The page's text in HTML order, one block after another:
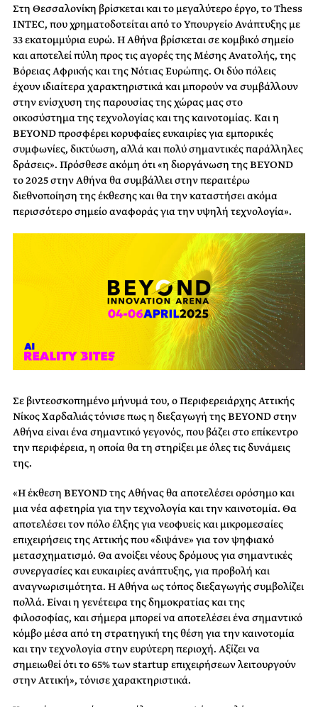
Στη Θεσσαλονίκη βρίσκεται και το μεγαλύτερο έργο, τοThess
INTEC, που χρηματοδοτείται από το Υπουργείο Ανάπτυξης με
33 εκατομμύρια ευρώ. Η Αθήνα βρίσκεται σε κομβικό σημείο
και αποτελεί πύλη προς τις αγορές της Μέσης Ανατολής, της
Βόρειας Αφρικής και της Νότιας Ευρώπης. Οι δύο πόλεις
έχουν ιδιαίτερα χαρακτηριστικά και μπορούν να συμβάλλουν
στην ενίσχυση της παρουσίας της χώρας μας στο
οικοσύστημα της τεχνολογίας και της καινοτομίας. Και η
BEYONDπροσφέρει κορυφαίες ευκαιρίες για εμπορικές
συμφωνίες, δικτύωση, αλλά και πολύ σημαντικές παράλληλες
δράσεις». Πρόσθεσε ακόμη ότι «η διοργάνωση τηςBEYOND
το 2025 στην Αθήνα θα συμβάλλει στην περαιτέρω
διεθνοποίηση της έκθεσης και θα την καταστήσει ακόμα
περισσότερο σημείο αναφοράς για την υψηλή τεχνολογία».
Σε βιντεοσκοπημένο μήνυμά του, ο Περιφερειάρχης Αττικής
Νίκος Χαρδαλιάς τόνισε πως η διεξαγωγή της BEYONDστην
Αθήνα είναι ένα σημαντικό γεγονός, που βάζει στο επίκεντρο
την περιφέρεια, η οποία θα τη στηρίξει με όλες τις δυνάμεις
της.
«Η έκθεση BEYOND της Αθήνας θα αποτελέσει ορόσημο και
μια νέα αφετηρία για την τεχνολογία και την καινοτομία. Θα
αποτελέσει τον πόλο έλξης για νεοφυείς και μικρομεσαίες
επιχειρήσεις της Αττικής που «διψάνε» για τον ψηφιακό
μετασχηματισμό. Θα ανοίξει νέους δρόμους για σημαντικές
συνεργασίες και ευκαιρίες ανάπτυξης, για προβολή και
αναγνωρισιμότητα. Η Αθήνα ως τόπος διεξαγωγής συμβολίζει
πολλά. Είναι η γενέτειρα της δημοκρατίας και της
φιλοσοφίας, και σήμερα μπορεί να αποτελέσει ένα σημαντικό
κόμβο μέσα από τη στρατηγική της θέση για την καινοτομία
και την τεχνολογία στην ευρύτερη περιοχή. Αξίζει να
σημειωθεί ότι το 65% τωνstartup επιχειρήσεων λειτουργούν
στην Αττική», τόνισε χαρακτηριστικά.